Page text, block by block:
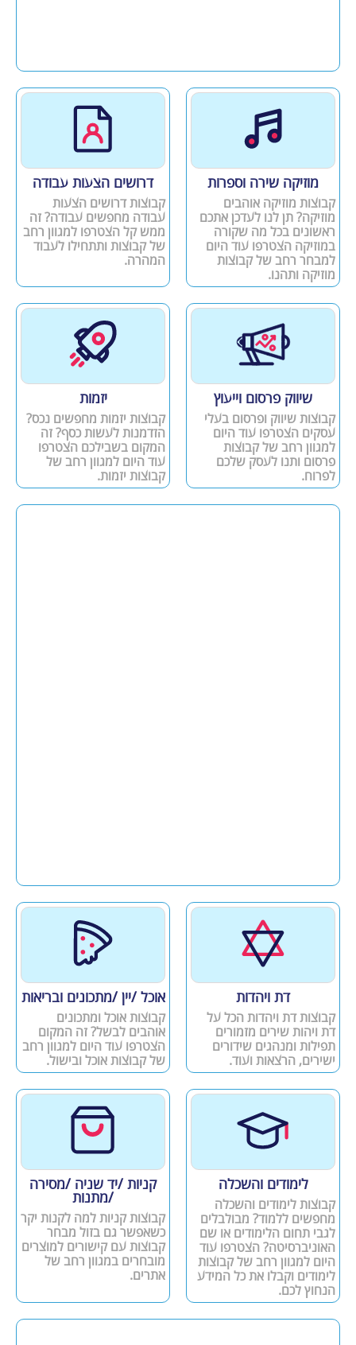
מוזיקה שירה וספרות
קבוצות מוזיקה אוהבים
מוזיקה? תן לנו לעדכן אתכם
ראשונים בכל מה שקורה
במוזיקה הצטרפו עוד היום
למבחר רחב של קבוצות
מוזיקה ותהנו.
דרושים הצעות עבודה
קבוצות דרושים הצעות
עבודה מחפשים עבודה? זה
ממש קל הצטרפו למגוון רחב
של קבוצות ותתחילו לעבוד
המהרה.
שיווק פרסום וייעוץ
קבוצות שיווק ופרסום בעלי
עסקים הצטרפו עוד היום
למגוון רחב של קבוצות
פרסום ותנו לעסק שלכם
לפרוח.
יזמות
קבוצות יזמות מחפשים נכס?
הזדמנות לעשות כסף? זה
המקום בשבילכם הצטרפו
עוד היום למגוון רחב של
קבוצות יזמות.
דת ויהדות
קבוצות דת ויהדות הכל על
דת ויהות שירים מזמורים
תפילות ומנהגים שידורים
ישירים, הרצאות ועוד.
אוכל /יין /מתכונים ובריאות
קבוצות אוכל ומתכונים
אוהבים לבשל? זה המקום
הצטרפו עוד היום למגוון רחב
של קבוצות אוכל ובישול.
לימודים והשכלה
קבוצות לימודים והשכלה
מחפשים ללמוד? מבולבלים
לגבי תחום הלימודים או שם
האוניברסיטה? הצטרפו עוד
היום למגוון רחב של קבוצות
לימודים וקבלו את כל המידע
הנחוץ לכם.
קניות /יד שניה /מסירה
/מתנות
קבוצות קניות למה לקנות יקר
כשאפשר גם בזול מבחר
קבוצות עם קישורים למוצרים
מובחרים במגוון רחב של
אתרים.